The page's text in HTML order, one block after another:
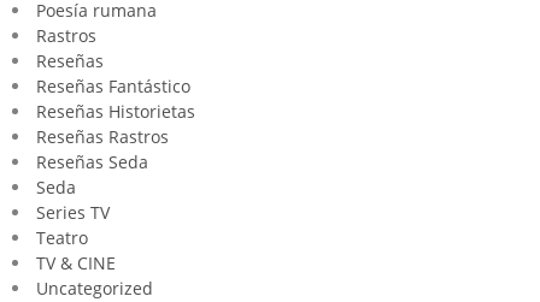
Poesía rumana
Rastros
Reseñas
Reseñas Fantástico
Reseñas Historietas
Reseñas Rastros
Reseñas Seda
Seda
Series TV
Teatro
TV & CINE
Uncategorized